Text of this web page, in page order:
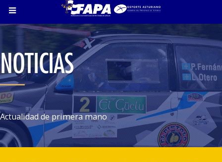
NOTICIAS
Actualidad de primera mano